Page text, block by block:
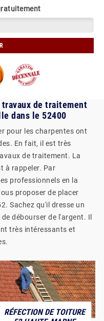
de traitement
dans le 52400
pour les charpentes ont
En fait, il est très
de traitement. La
à rappeler. Par
professionnels en la
proposer de placer
Sachez qu'il dresse un
débourser de l'argent. Il
très intéressants et
RÉFECTION DE TOITURE